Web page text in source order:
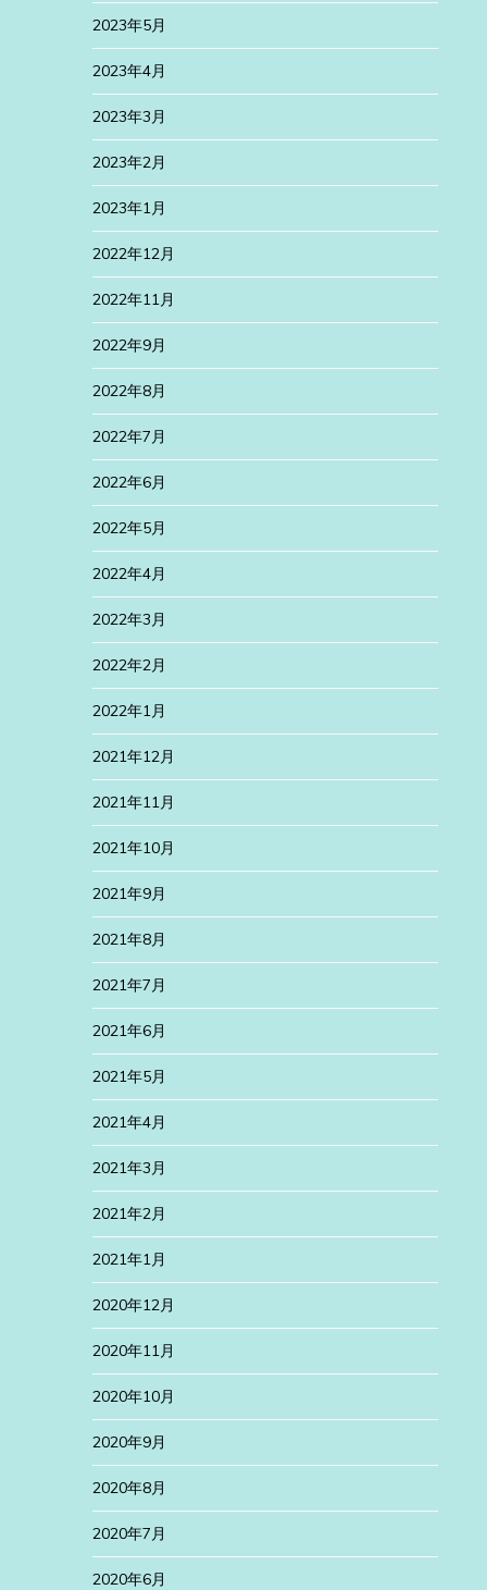
2023年5月
2023年4月
2023年3月
2023年2月
2023年1月
2022年12月
2022年11月
2022年9月
2022年8月
2022年7月
2022年6月
2022年5月
2022年4月
2022年3月
2022年2月
2022年1月
2021年12月
2021年11月
2021年10月
2021年9月
2021年8月
2021年7月
2021年6月
2021年5月
2021年4月
2021年3月
2021年2月
2021年1月
2020年12月
2020年11月
2020年10月
2020年9月
2020年8月
2020年7月
2020年6月